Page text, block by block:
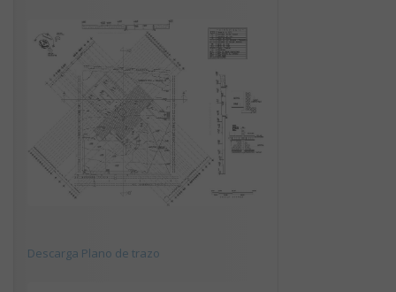
Descarga Plano de trazo